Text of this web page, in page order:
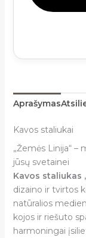
Aprašymas
Kavos staliukai
„Žemės Linija“ –
jūsų svetainei
Kavos staliukas
dizaino ir tvirtos
natūralios
kojos ir riešuto
harmoningai